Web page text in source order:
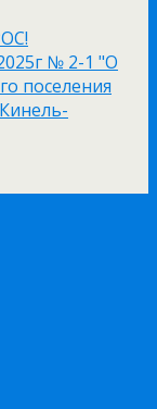
№ 2-1 "О
поселения